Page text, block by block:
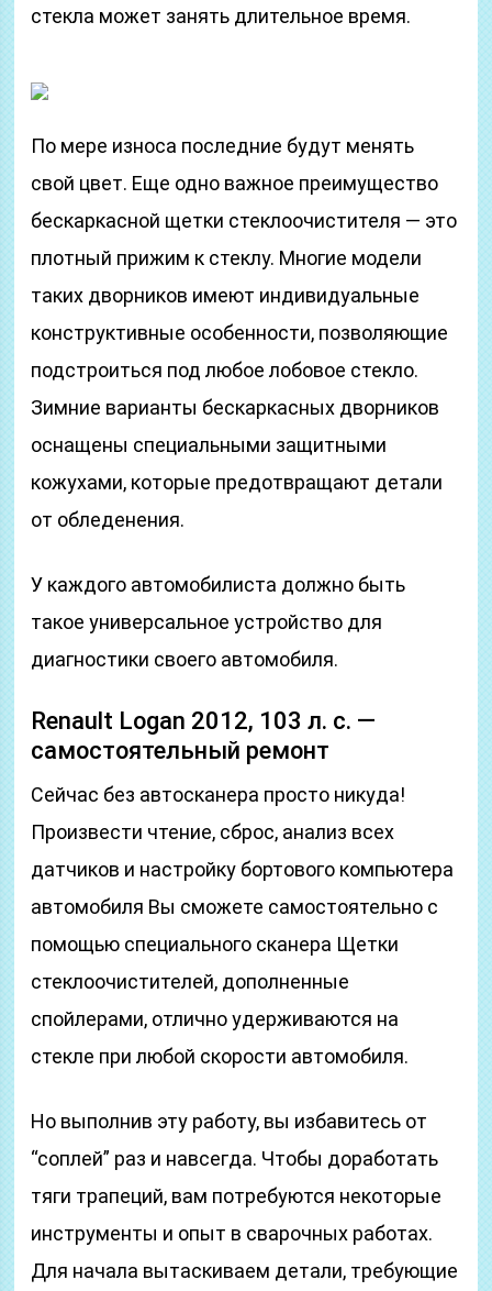
стекла может занять длительное время.
По мере износа последние будут менять
свой цвет. Еще одно важное преимущество
бескаркасной щетки стеклоочистителя — это
плотный прижим к стеклу. Многие модели
таких дворников имеют индивидуальные
конструктивные особенности, позволяющие
подстроиться под любое лобовое стекло.
Зимние варианты бескаркасных дворников
оснащены специальными защитными
кожухами, которые предотвращают детали
от обледенения.
У каждого автомобилиста должно быть
такое универсальное устройство для
диагностики своего автомобиля.
Renault Logan 2012, 103 л. с. —
самостоятельный ремонт
Сейчас без автосканера просто никуда!
Произвести чтение, сброс, анализ всех
датчиков и настройку бортового компьютера
автомобиля Вы сможете самостоятельно с
помощью специального сканера Щетки
стеклоочистителей, дополненные
спойлерами, отлично удерживаются на
стекле при любой скорости автомобиля.
Но выполнив эту работу, вы избавитесь от
“соплей” раз и навсегда. Чтобы доработать
тяги трапеций, вам потребуются некоторые
инструменты и опыт в сварочных работах.
Для начала вытаскиваем детали, требующие